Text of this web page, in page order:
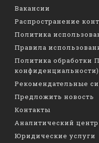
Вакансии
Распространение
Политика
Правила
Политика обработки
конфиденциальности)
Рекомендательные
Предложить новость
Контакты
Аналитический центр
Юридические услуги